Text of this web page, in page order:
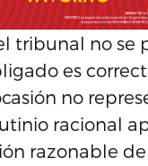
tribunal no se
es
no
racional
razonable